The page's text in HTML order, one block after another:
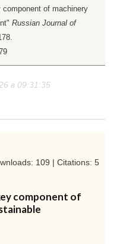
of machinery
Russian Journal of
в 09:31:35
109 | Citations: 5
component of